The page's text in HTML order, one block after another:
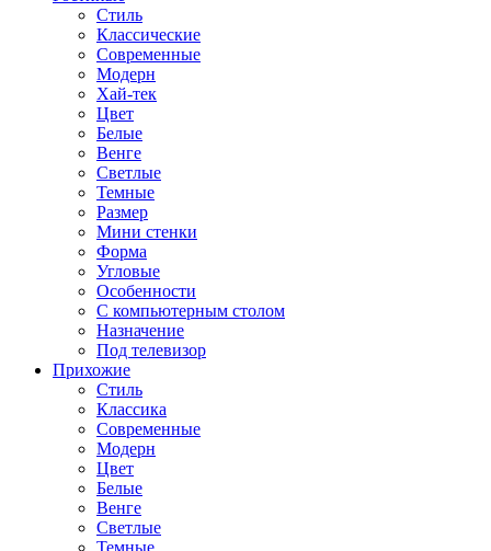
Стиль
Классические
Современные
Модерн
Хай-тек
Цвет
Белые
Венге
Светлые
Темные
Размер
Мини стенки
Форма
Угловые
Особенности
С компьютерным столом
Назначение
Под телевизор
Прихожие
Стиль
Классика
Современные
Модерн
Цвет
Белые
Венге
Светлые
Темные